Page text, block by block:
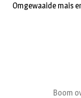
Omgewaaide mais
Boom